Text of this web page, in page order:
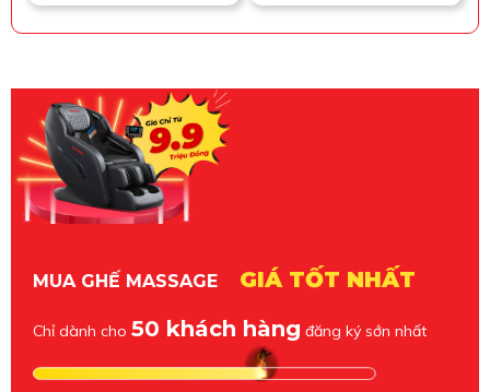
MUA GHẾ MASSAGE GIÁ TỐT NHẤT
Chỉ dành cho 50 khách hàng đăng ký sớn nhất